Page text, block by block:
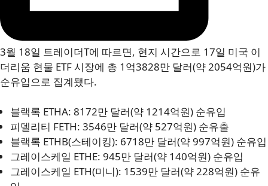
3월 18일 트레이더T에 따르면, 현지 시간으로 17일 미국 이
더리움 현물 ETF 시장에 총 1억3828만 달러(약 2054억원)가
순유입으로 집계됐다.
블랙록 ETHA: 8172만 달러(약 1214억원) 순유입
피델리티 FETH: 3546만 달러(약 527억원) 순유출
블랙록 ETHB(스테이킹): 6718만 달러(약 997억원) 순유입
그레이스케일 ETHE: 945만 달러(약 140억원) 순유입
그레이스케일 ETH(미니): 1539만 달러(약 228억원) 순유